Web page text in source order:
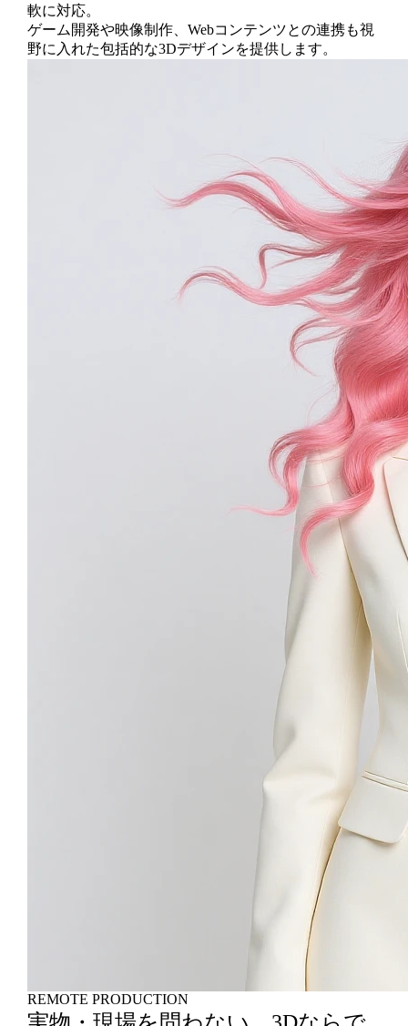
軟に対応。
ゲーム開発や映像制作、Webコンテンツとの連携も視
野に入れた包括的な3Dデザインを提供します。
REMOTE PRODUCTION